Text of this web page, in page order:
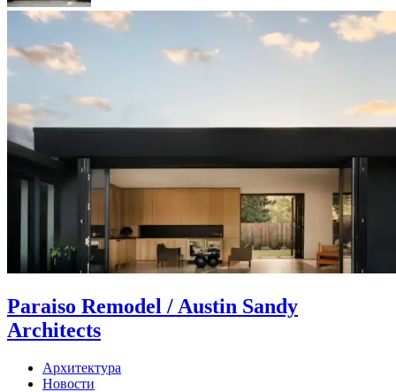
Paraiso Remodel / Austin Sandy
Architects
Архитектура
Новости